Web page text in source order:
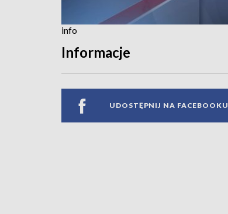
info
Informacje
UDOSTĘPNIJ NA FACEBOOKU